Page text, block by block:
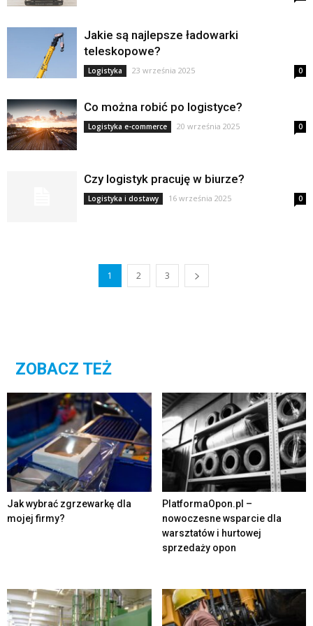
Jakie są najlepsze ładowarki
teleskopowe?
Logistyka 23 września 2025 0
Co można robić po logistyce?
Logistyka e-commerce 20 września 2025 0
Czy logistyk pracuję w biurze?
Logistyka i dostawy 16 września 2025 0
1 2 3
ZOBACZ TEŻ
Jak wybrać zgrzewarkę dla
mojej firmy?
PlatformaOpon.pl –
nowoczesne wsparcie dla
warsztatów i hurtowej
sprzedaży opon